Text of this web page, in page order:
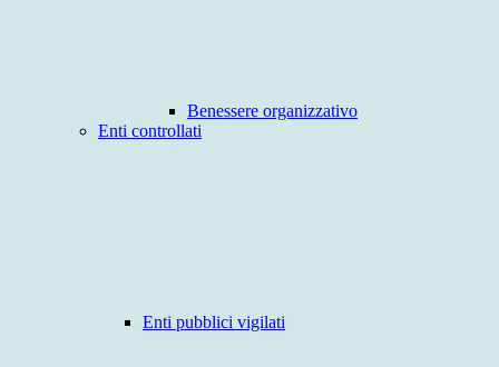
Benessere organizzativo
Enti controllati
Enti pubblici vigilati